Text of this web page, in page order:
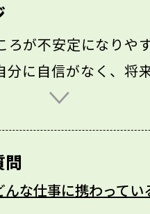
ろが不安定になりや
分に自信がなく、将来
がありました。悩ん
明けましょう。相談
「話す」「聞いてもら
ティブになったり、
な仕事に携わってい